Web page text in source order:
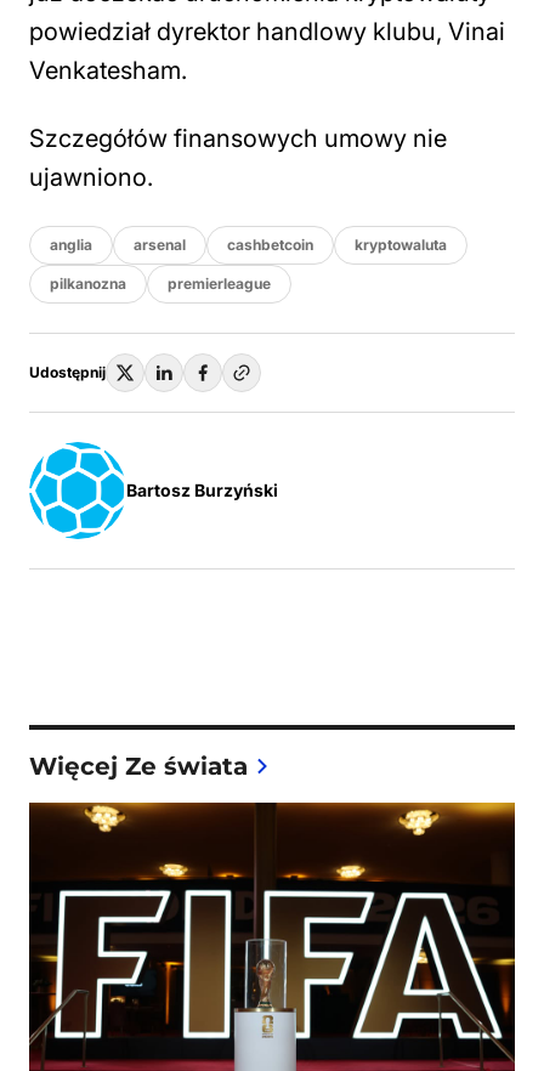
powiedział dyrektor handlowy klubu, Vinai
Venkatesham.
Szczegółów finansowych umowy nie
ujawniono.
anglia arsenal cashbetcoin kryptowaluta
pilkanozna premierleague
Udostępnij
Bartosz Burzyński
Więcej Ze świata